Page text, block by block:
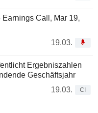
Call, Mar 19,
19.03.
Ergebniszahlen
Geschäftsjahr
19.03.
CI